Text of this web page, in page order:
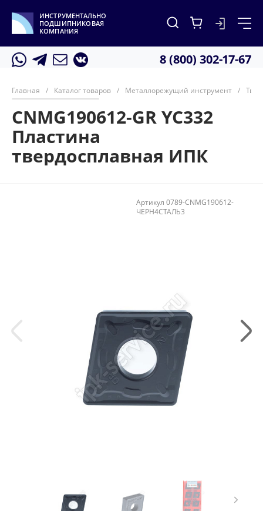
ИНСТРУМЕНТАЛЬНО
ПОДШИПНИКОВАЯ
КОМПАНИЯ
8 (800) 302-17-67
Главная / Каталог товаров / Металлорежущий инструмент /
CNMG190612-GR YC332
Пластина
твердосплавная ИПК
Артикул 0789-CNMG190612-
ЧЕРН4СТАЛЬ3